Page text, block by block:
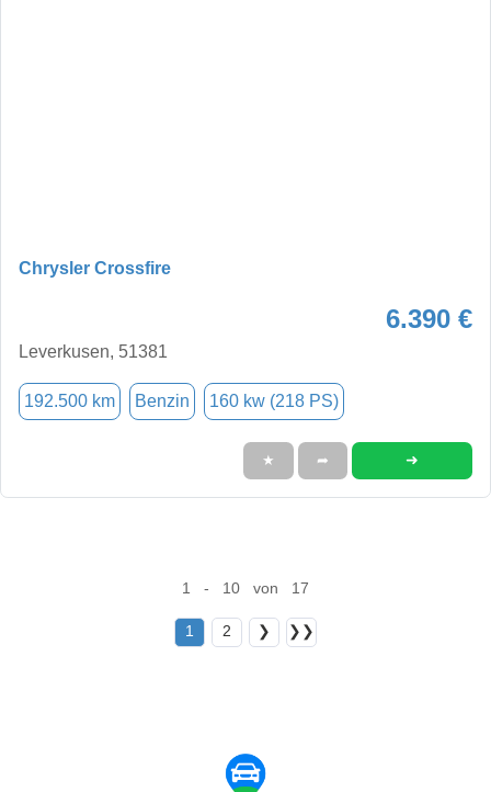
Chrysler Crossfire
6.390 €
Leverkusen, 51381
192.500 km Benzin 160 kw (218 PS)
★ ➦ ➜
1 - 10 von 17
1 2 ❯ ❯❯